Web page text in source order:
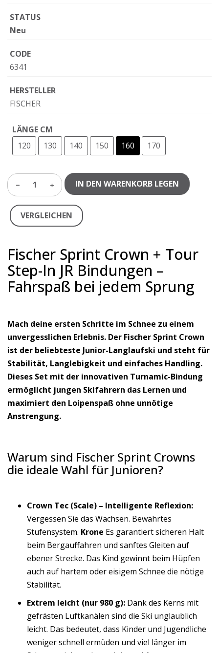
STATUS
Neu
CODE
6341
HERSTELLER
FISCHER
LÄNGE CM
120
130 140 150 160 170
1 IN DEN WARENKORB LEGEN
VERGLEICHEN
Fischer Sprint Crown + Tour
Step-In JR Bindungen –
Fahrspaß bei jedem Sprung
Mach deine ersten Schritte im Schnee zu einem
unvergesslichen Erlebnis. Der Fischer Sprint Crown
ist der beliebteste Junior-Langlaufski und steht für
Stabilität, Langlebigkeit und einfaches Handling.
Dieses Set mit der innovativen Turnamic-Bindung
ermöglicht jungen Skifahrern das Lernen und
maximiert den Loipenspaß ohne unnötige
Anstrengung.
Warum sind Fischer Sprint Crowns
die ideale Wahl für Junioren?
Crown Tec (Scale) – Intelligente Reflexion:
Vergessen Sie das Wachsen. Bewährtes
Stufensystem. Krone Es garantiert sicheren Halt
beim Bergauffahren und sanftes Gleiten auf
ebener Strecke. Das Kind gewinnt beim Hüpfen
auch auf hartem oder eisigem Schnee die nötige
Stabilität.
Extrem leicht (nur 980 g): Dank des Kerns mit
gefrästen Luftkanälen sind die Ski unglaublich
leicht. Das bedeutet, dass Kinder und Jugendliche
weniger schnell ermüden und viel länger im